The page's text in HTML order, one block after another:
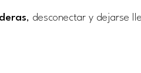
, desconectar y dejarse